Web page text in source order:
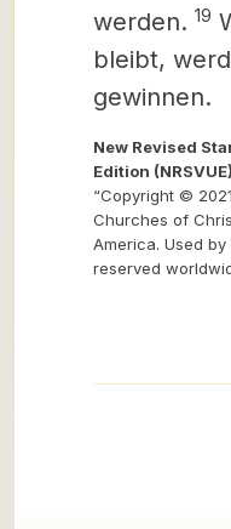
werden. 19
bleibt,
gewinnen.
New Revised
Edition (NRSVUE)
“Copyright ©
Churches of
America. Used
reserved